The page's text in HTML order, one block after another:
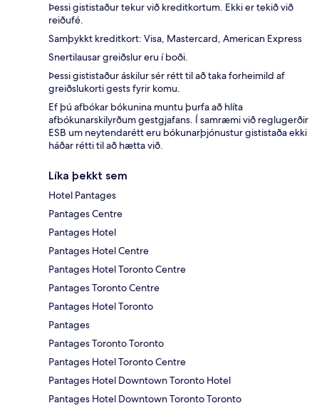
Þessi gististaður tekur við kreditkortum. Ekki er tekið við
reiðufé.
Samþykkt kreditkort: Visa, Mastercard, American Express
Snertilausar greiðslur eru í boði.
Þessi gististaður áskilur sér rétt til að taka forheimild af
greiðslukorti gests fyrir komu.
Ef þú afbókar bókunina muntu þurfa að hlíta
afbókunarskilyrðum gestgjafans. Í samræmi við reglugerðir
ESB um neytendarétt eru bókunarþjónustur gististaða ekki
háðar rétti til að hætta við.
Líka þekkt sem
Hotel Pantages
Pantages Centre
Pantages Hotel
Pantages Hotel Centre
Pantages Hotel Toronto Centre
Pantages Toronto Centre
Pantages Hotel Toronto
Pantages
Pantages Toronto Toronto
Pantages Hotel Toronto Centre
Pantages Hotel Downtown Toronto Hotel
Pantages Hotel Downtown Toronto Toronto